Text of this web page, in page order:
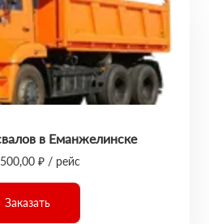
в Еманжелинске
₽ / рейс
Заказать